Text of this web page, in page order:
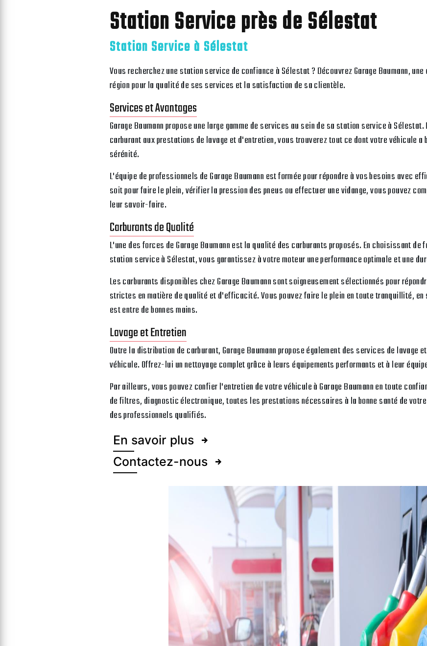
Station Service près de Sélestat
Station Service à Sélestat
Vous recherchez une station service de confiance à Sélestat ? Découvrez Garage Baumann,
région pour la qualité de ses services et la satisfaction de sa clientèle.
Services et Avantages
Garage Baumann propose une large gamme de services au sein de sa station service à
carburant aux prestations de lavage et d'entretien, vous trouverez tout ce dont votre véhicule a
sérénité.
L'équipe de professionnels de Garage Baumann est formée pour répondre à vos besoins avec
soit pour faire le plein, vérifier la pression des pneus ou effectuer une vidange, vous pouvez
leur savoir-faire.
Carburants de Qualité
L'une des forces de Garage Baumann est la qualité des carburants proposés. En choisissant de
station service à Sélestat, vous garantissez à votre moteur une performance optimale et une
Les carburants disponibles chez Garage Baumann sont soigneusement sélectionnés pour
strictes en matière de qualité et d'efficacité. Vous pouvez faire le plein en toute tranquillité, en
est entre de bonnes mains.
Lavage et Entretien
Outre la distribution de carburant, Garage Baumann propose également des services de lavage
véhicule. Offrez-lui un nettoyage complet grâce à leurs équipements performants et à leur
Par ailleurs, vous pouvez confier l'entretien de votre véhicule à Garage Baumann en toute
de filtres, diagnostic électronique, toutes les prestations nécessaires à la bonne santé de
des professionnels qualifiés.
En savoir plus
Contactez-nous